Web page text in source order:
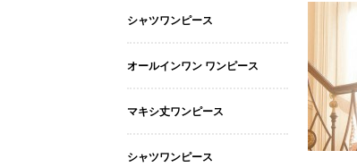
シャツワンピース
オールインワン ワンピース
マキシ丈ワンピース
シャツワンピース